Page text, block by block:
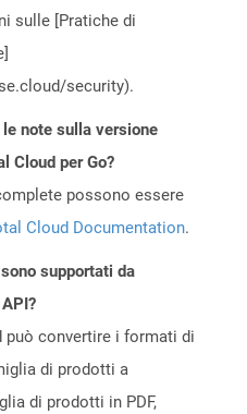
sulle [Pratiche di
security).
note sulla versione
Cloud per Go?
possono essere
Cloud Documentation.
supportati da
può convertire i formati di
di prodotti a
di prodotti in PDF,